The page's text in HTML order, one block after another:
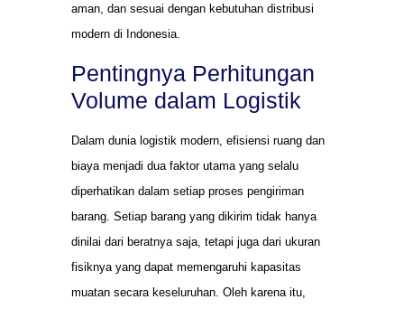
aman, dan sesuai dengan kebutuhan distribusi
modern di Indonesia.
Pentingnya Perhitungan
Volume dalam Logistik
Dalam dunia logistik modern, efisiensi ruang dan
biaya menjadi dua faktor utama yang selalu
diperhatikan dalam setiap proses pengiriman
barang. Setiap barang yang dikirim tidak hanya
dinilai dari beratnya saja, tetapi juga dari ukuran
fisiknya yang dapat memengaruhi kapasitas
muatan secara keseluruhan. Oleh karena itu,